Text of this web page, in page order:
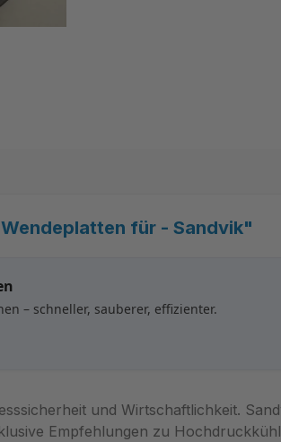
für - Sandvik"
– schneller, sauberer, effizienter.
und Wirtschaftlichkeit.
Empfehlungen zu